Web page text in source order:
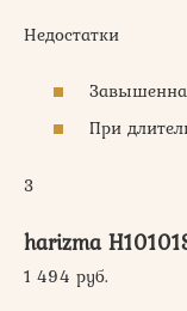
Недостатки
При
3
harizma
1 494 руб.